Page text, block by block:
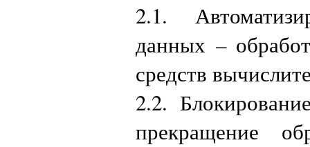
2.1.
данных –
средств
2.2.
прекращение